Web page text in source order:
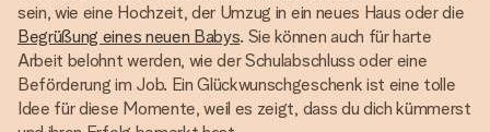
sein, wie eine Hochzeit, der Umzug in ein neues Haus oder die
Begrüßung eines neuen Babys. Sie können auch für harte
Arbeit belohnt werden, wie der Schulabschluss oder eine
Beförderung im Job. Ein Glückwunschgeschenk ist eine tolle
Idee für diese Momente, weil es zeigt, dass du dich kümmerst